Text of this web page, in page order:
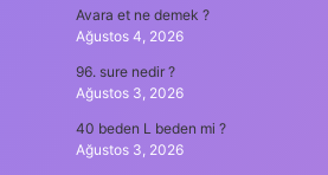
Avara et ne demek ?
Ağustos 4, 2026
96. sure nedir ?
Ağustos 3, 2026
40 beden L beden mi ?
Ağustos 3, 2026